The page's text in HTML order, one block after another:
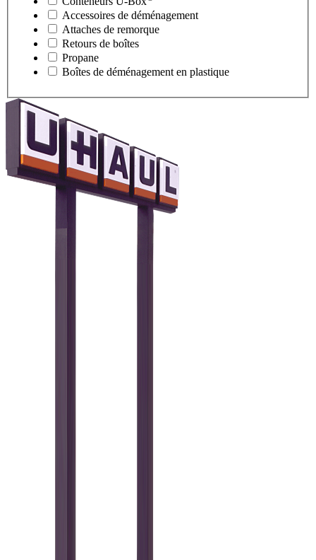
Accessoires de déménagement
Attaches de remorque
Retours de boîtes
Propane
Boîtes de déménagement en plastique